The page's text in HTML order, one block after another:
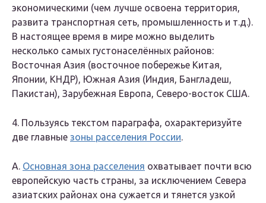
экономическими (чем лучше освоена территория,
развита транспортная сеть, промышленность и т.д.).
В настоящее время в мире можно выделить
несколько самых густонаселённых районов:
Восточная Азия (восточное побережье Китая,
Японии, КНДР), Южная Азия (Индия, Бангладеш,
Пакистан), Зарубежная Европа, Северо-восток США.
4. Пользуясь текстом параграфа, охарактеризуйте
две главные зоны расселения России.
А. Основная зона расселения охватывает почти всю
европейскую часть страны, за исключением Севера
азиатских районах она сужается и тянется узкой